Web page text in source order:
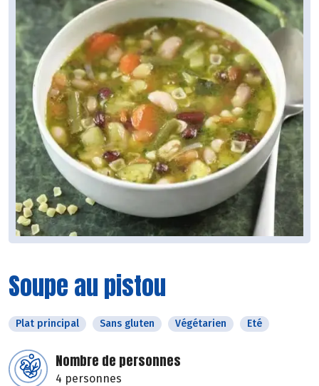
Soupe au pistou
Plat principal Sans gluten Végétarien Eté
Nombre de personnes
4 personnes